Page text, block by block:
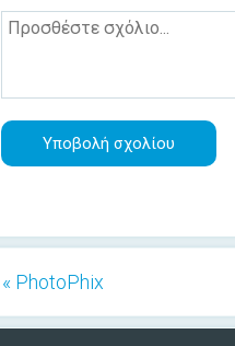
« PhotoPhix